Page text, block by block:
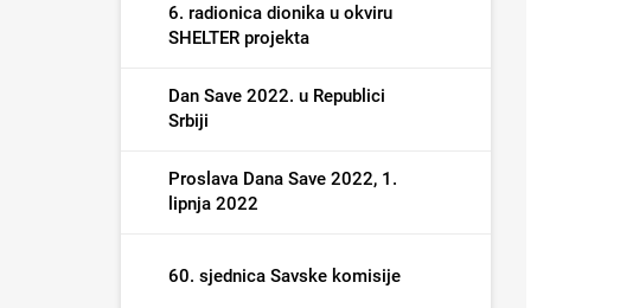
6. radionica dionika u okviru
SHELTER projekta
Dan Save 2022. u Republici
Srbiji
Proslava Dana Save 2022, 1.
lipnja 2022
60. sjednica Savske komisije